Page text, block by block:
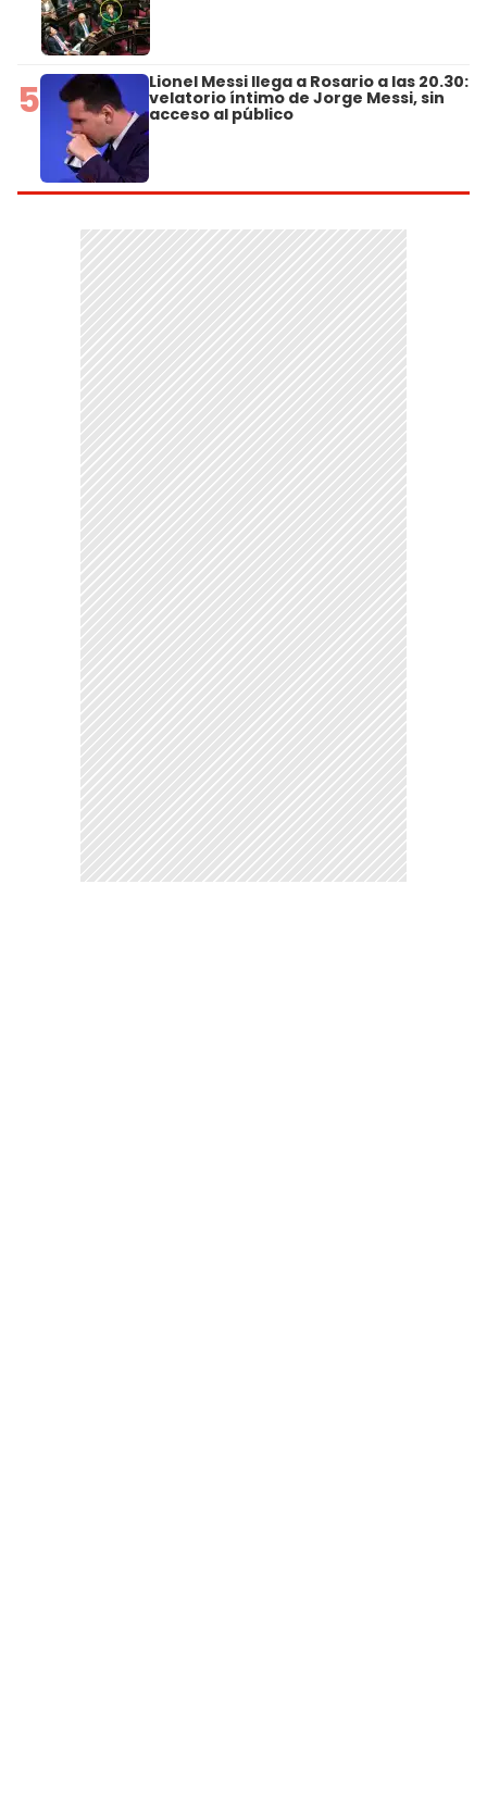
5 Lionel Messi llega a Rosario a las 20.30:
velatorio íntimo de Jorge Messi, sin
acceso al público